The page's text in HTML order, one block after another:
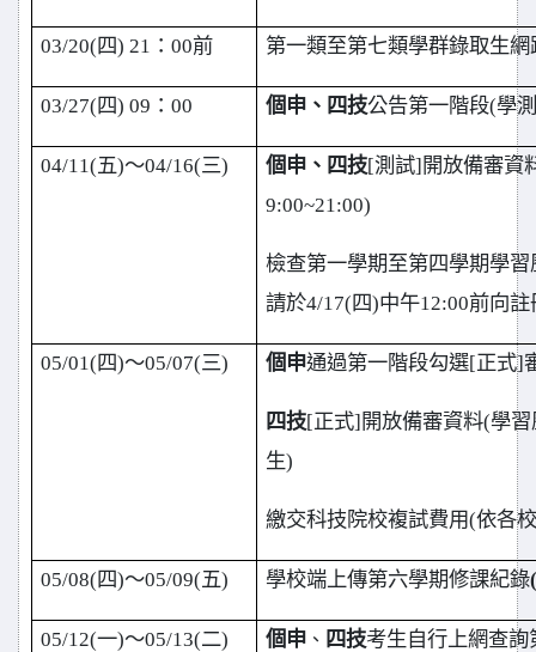
03/20(四) 21：00前 第一類至第七類學群錄取生
03/27(四) 09：00 個申、四技公告第一階段(學
04/11(五)～04/16(三) 個申、四技[測試]開放備審資
9:00~21:00)
檢查第一學期至第四學期學
請於4/17(四)中午12:00前向
05/01(四)～05/07(三) 個申通過第一階段勾選[正式]
四技[正式]開放備審資料(學
生)
繳交科技院校複試費用(依各
05/08(四)～05/09(五) 學校端上傳第六學期修課紀錄
05/12(一)～05/13(二) 個申 、 四技考生自行上網查詢